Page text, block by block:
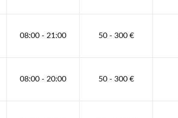
08:00 - 21:00 50 - 300 €
08:00 - 20:00 50 - 300 €